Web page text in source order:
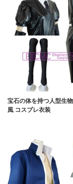
宝石の体を持つ人型生
風 コスプレ衣装